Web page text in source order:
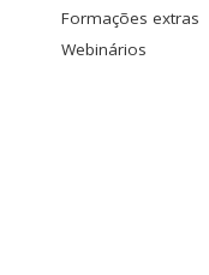
Formações extras
Webinários